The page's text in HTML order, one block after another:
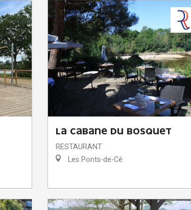
LA CABANE DU BOSQUET
RESTAURANT
Les Ponts-de-Cé